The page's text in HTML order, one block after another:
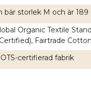
bär storlek M och är 189
Organic Textile
Fairtrade Cotton
certifierad fabrik